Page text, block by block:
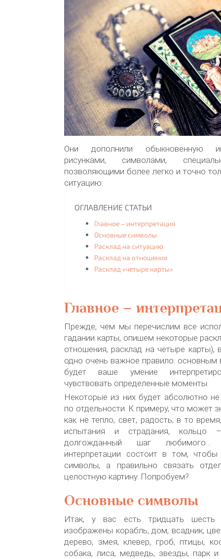
Они дополнили обыкновенную
рисунками, символами,
позволяющими более легко и точно
ситуацию.
ОГЛАВЛЕНИЕ СТАТЬИ
Главное – интерпретация
Основные символы
Расклад на ситуацию
Расклад на отношения
Расклад «четыре карты»
Главное –
Прежде, чем мы перечислим все
гадании карты, опишем некоторые
отношения, расклад на четыре
одно очень важное правило: основным
будет ваше умение
чувствовать определенные моменты.
Некоторые из них будет абсолютно
по отдельности. К примеру, что может
как не тепло, свет, радость; в то
испытания и страдания, кольцо
долгожданный шаг любимого…
интерпретации состоит в том,
символы, а правильно связать
целостную картину. Попробуем?
Основные символы
Итак, у вас есть тридцать шесть
изображены корабль, дом, всадник,
дерево, змея, клевер, гроб, птицы,
собака, лиса, медведь, звезды, парк